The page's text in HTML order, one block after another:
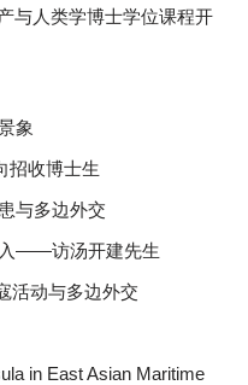
与人类学博士学位课程开
象
招收博士生
与多边外交
入——访汤开建先生
活动与多边外交
in East Asian Maritime